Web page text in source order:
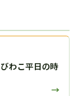
わこ平日の時
→